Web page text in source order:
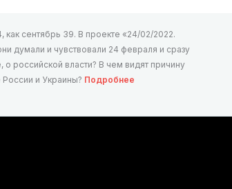
как сентябрь 39. В проекте «24/02/2022.
думали и чувствовали 24 февраля и сразу
российской власти? В чем видят причину
и Украины? Подробнее